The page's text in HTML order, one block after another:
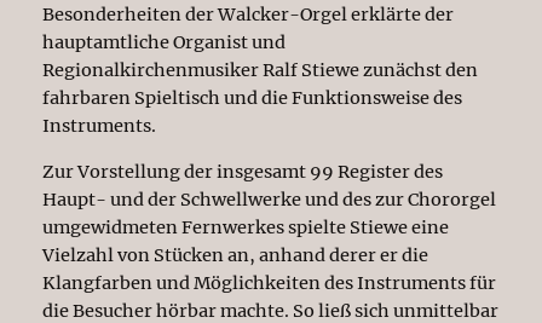
Besonderheiten der Walcker-Orgel erklärte der
hauptamtliche Organist und
Regionalkirchenmusiker Ralf Stiewe zunächst den
fahrbaren Spieltisch und die Funktionsweise des
Instruments.
Zur Vorstellung der insgesamt 99 Register des
Haupt- und der Schwellwerke und des zur Chororgel
umgewidmeten Fernwerkes spielte Stiewe eine
Vielzahl von Stücken an, anhand derer er die
Klangfarben und Möglichkeiten des Instruments für
die Besucher hörbar machte. So ließ sich unmittelbar